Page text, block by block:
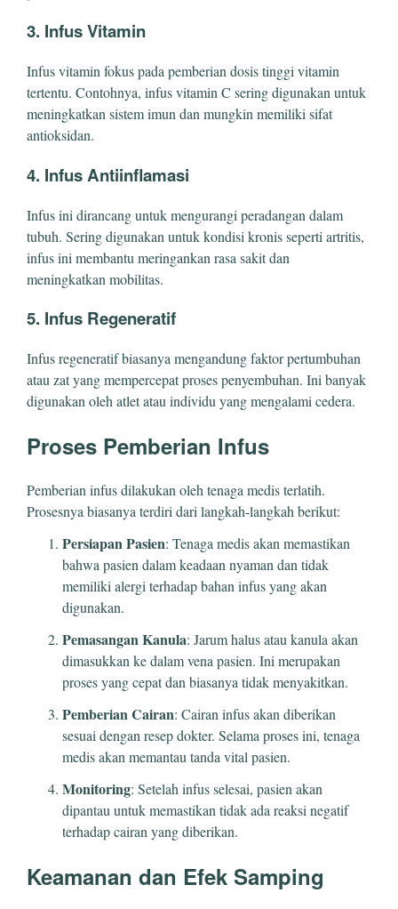
3. Infus Vitamin
Infus vitamin fokus pada pemberian dosis tinggi vitamin
tertentu. Contohnya, infus vitamin C sering digunakan untuk
meningkatkan sistem imun dan mungkin memiliki sifat
antioksidan.
4. Infus Antiinflamasi
Infus ini dirancang untuk mengurangi peradangan dalam
tubuh. Sering digunakan untuk kondisi kronis seperti artritis,
infus ini membantu meringankan rasa sakit dan
meningkatkan mobilitas.
5. Infus Regeneratif
Infus regeneratif biasanya mengandung faktor pertumbuhan
atau zat yang mempercepat proses penyembuhan. Ini banyak
digunakan oleh atlet atau individu yang mengalami cedera.
Proses Pemberian Infus
Pemberian infus dilakukan oleh tenaga medis terlatih.
Prosesnya biasanya terdiri dari langkah-langkah berikut:
Persiapan Pasien: Tenaga medis akan memastikan
bahwa pasien dalam keadaan nyaman dan tidak
memiliki alergi terhadap bahan infus yang akan
digunakan.
Pemasangan Kanula: Jarum halus atau kanula akan
dimasukkan ke dalam vena pasien. Ini merupakan
proses yang cepat dan biasanya tidak menyakitkan.
Pemberian Cairan: Cairan infus akan diberikan
sesuai dengan resep dokter. Selama proses ini, tenaga
medis akan memantau tanda vital pasien.
Monitoring: Setelah infus selesai, pasien akan
dipantau untuk memastikan tidak ada reaksi negatif
terhadap cairan yang diberikan.
Keamanan dan Efek Samping